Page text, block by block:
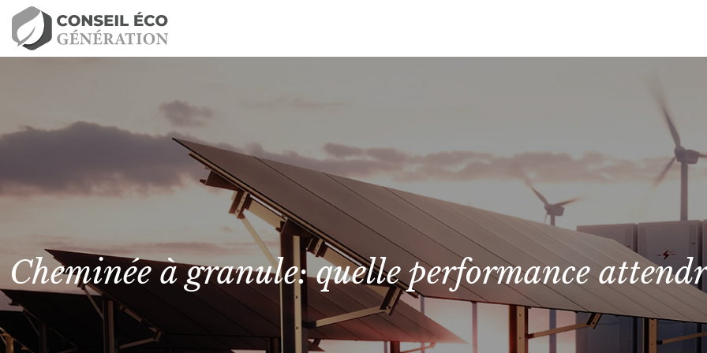
Cheminée à granule: quelle performance